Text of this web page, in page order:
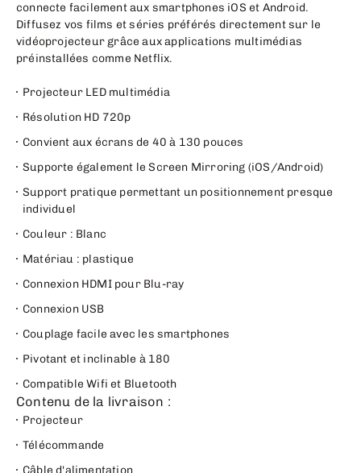
connecte facilement aux smartphones iOS et Android.
Diffusez vos films et séries préférés directement sur le
vidéoprojecteur grâce aux applications multimédias
préinstallées comme Netflix.
Projecteur LED multimédia
Résolution HD 720p
Convient aux écrans de 40 à 130 pouces
Supporte également le Screen Mirroring (iOS/Android)
Support pratique permettant un positionnement presque
individuel
Couleur : Blanc
Matériau : plastique
Connexion HDMI pour Blu-ray
Connexion USB
Couplage facile avec les smartphones
Pivotant et inclinable à 180
Compatible Wifi et Bluetooth
Contenu de la livraison :
Projecteur
Télécommande
Câble d'alimentation